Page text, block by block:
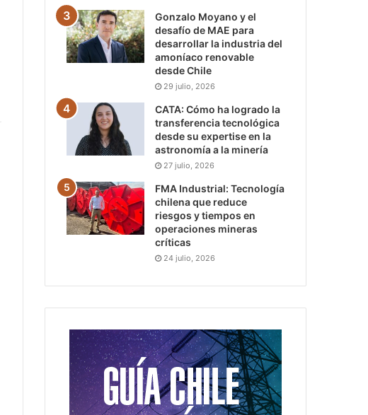
Gonzalo Moyano y el
desafío de MAE para
desarrollar la industria del
amoníaco renovable
desde Chile
29 julio, 2026
CATA: Cómo ha logrado la
transferencia tecnológica
desde su expertise en la
astronomía a la minería
27 julio, 2026
FMA Industrial: Tecnología
chilena que reduce
riesgos y tiempos en
operaciones mineras
críticas
24 julio, 2026